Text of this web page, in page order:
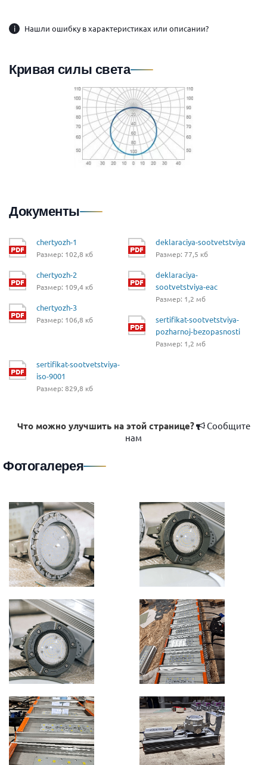
i Нашли ошибку в характеристиках или описании?
Кривая силы света
Документы
chertyozh-1
Размер: 102,8 кб
chertyozh-2
Размер: 109,4 кб
chertyozh-3
Размер: 106,8 кб
deklaraciya-sootvetstviya
Размер: 77,5 кб
deklaraciya-
sootvetstviya-eac
Размер: 1,2 мб
sertifikat-sootvetstviya-
pozharnoj-bezopasnosti
Размер: 1,2 мб
sertifikat-sootvetstviya-
iso-9001
Размер: 829,8 кб
Что можно улучшить на этой странице?
Сообщите
нам
Фотогалерея